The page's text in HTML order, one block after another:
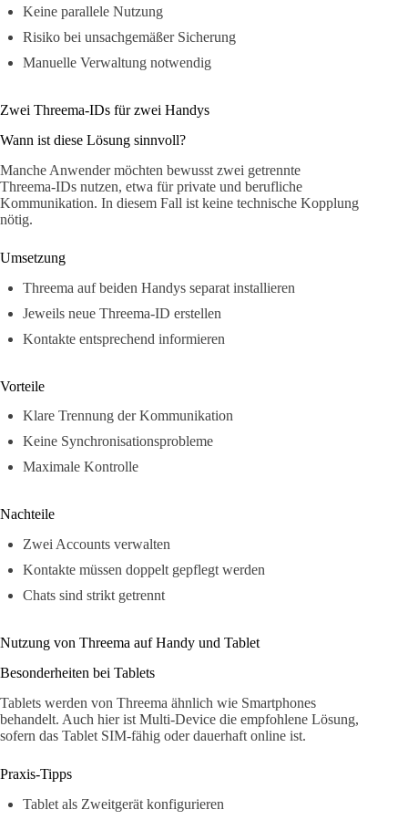
Keine parallele Nutzung
Risiko bei unsachgemäßer Sicherung
Manuelle Verwaltung notwendig
Zwei Threema-IDs für zwei Handys
Wann ist diese Lösung sinnvoll?
Manche Anwender möchten bewusst zwei getrennte
Threema-IDs nutzen, etwa für private und berufliche
Kommunikation. In diesem Fall ist keine technische Kopplung
nötig.
Umsetzung
Threema auf beiden Handys separat installieren
Jeweils neue Threema-ID erstellen
Kontakte entsprechend informieren
Vorteile
Klare Trennung der Kommunikation
Keine Synchronisationsprobleme
Maximale Kontrolle
Nachteile
Zwei Accounts verwalten
Kontakte müssen doppelt gepflegt werden
Chats sind strikt getrennt
Nutzung von Threema auf Handy und Tablet
Besonderheiten bei Tablets
Tablets werden von Threema ähnlich wie Smartphones
behandelt. Auch hier ist Multi-Device die empfohlene Lösung,
sofern das Tablet SIM-fähig oder dauerhaft online ist.
Praxis-Tipps
Tablet als Zweitgerät konfigurieren